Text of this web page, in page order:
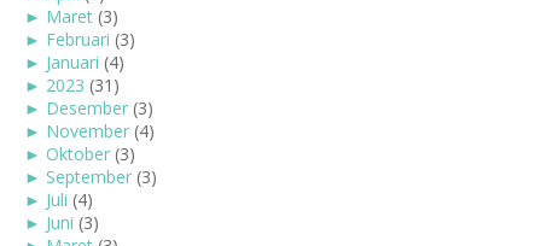
► Maret (3)
► Februari (3)
► Januari (4)
► 2023 (31)
► Desember (3)
► November (4)
► Oktober (3)
► September (3)
► Juli (4)
► Juni (3)